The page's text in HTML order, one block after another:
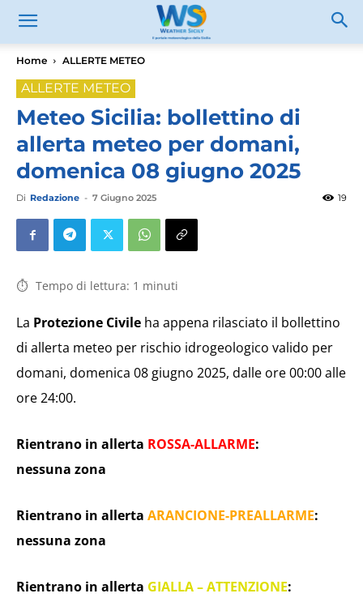
Home ALLERTE METEO
ALLERTE METEO
Meteo Sicilia: bollettino di
allerta meteo per domani,
domenica 08 giugno 2025
Di Redazione - 7 Giugno 2025 19
Tempo di lettura: 1 minuti
La Protezione Civile ha appena rilasciato il bollettino
di allerta meteo per rischio idrogeologico valido per
domani, domenica 08 giugno 2025, dalle ore 00:00 alle
ore 24:00.
Rientrano in allerta ROSSA-ALLARME:
nessuna zona
Rientrano in allerta ARANCIONE-PREALLARME:
nessuna zona
Rientrano in allerta GIALLA – ATTENZIONE: